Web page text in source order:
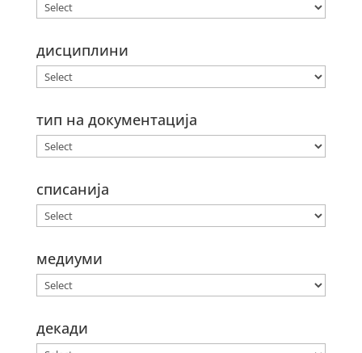
дисциплини
тип на документација
списанија
медиуми
декади